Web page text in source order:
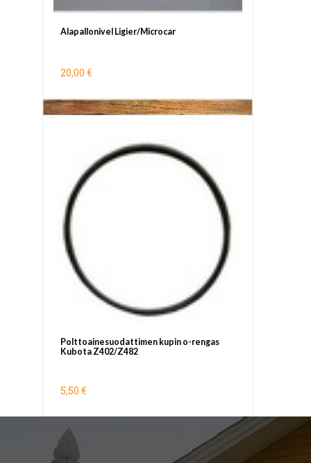
Alapallonivel Ligier/Microcar
20,00 €
Polttoainesuodattimen kupin o-rengas
Kubota Z402/Z482
5,50 €